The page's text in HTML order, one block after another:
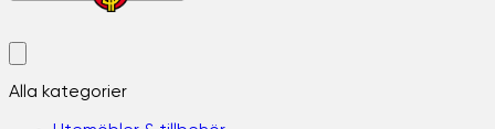
Alla kategorier